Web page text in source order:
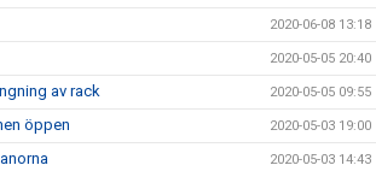
2020-06-08 13:18
2020-05-05 20:40
av rack 2020-05-05 09:55
öppen 2020-05-03 19:00
2020-05-03 14:43